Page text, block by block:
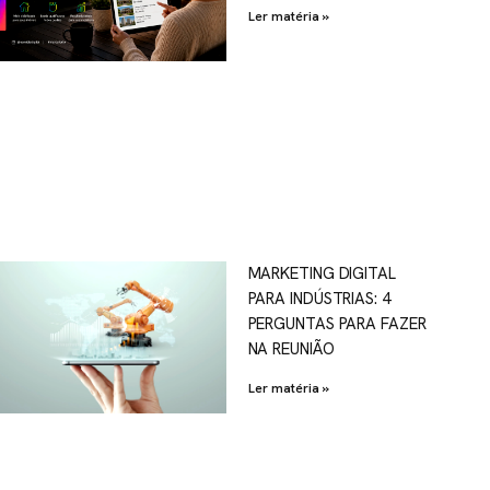
Ler matéria »
MARKETING DIGITAL
PARA INDÚSTRIAS: 4
PERGUNTAS PARA FAZER
NA REUNIÃO
Ler matéria »